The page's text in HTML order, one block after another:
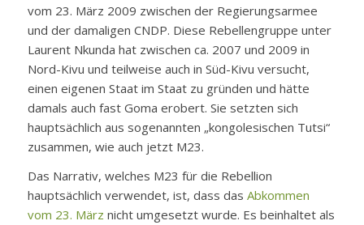
vom 23. März 2009 zwischen der Regierungsarmee
und der damaligen CNDP. Diese Rebellengruppe unter
Laurent Nkunda hat zwischen ca. 2007 und 2009 in
Nord-Kivu und teilweise auch in Süd-Kivu versucht,
einen eigenen Staat im Staat zu gründen und hätte
damals auch fast Goma erobert. Sie setzten sich
hauptsächlich aus sogenannten „kongolesischen Tutsi“
zusammen, wie auch jetzt M23.
Das Narrativ, welches M23 für die Rebellion
hauptsächlich verwendet, ist, dass das Abkommen
vom 23. März nicht umgesetzt wurde. Es beinhaltet als